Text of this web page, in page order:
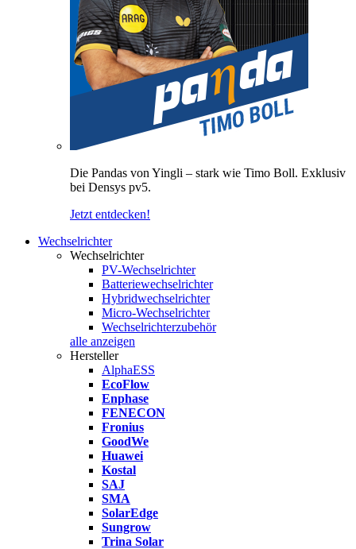
Die Pandas von Yingli – stark wie Timo Boll. Exklusiv
bei Densys pv5.
Jetzt entdecken!
Wechselrichter
Wechselrichter
PV-Wechselrichter
Batteriewechselrichter
Hybridwechselrichter
Micro-Wechselrichter
Wechselrichterzubehör
alle anzeigen
Hersteller
AlphaESS
EcoFlow
Enphase
FENECON
Fronius
GoodWe
Huawei
Kostal
SAJ
SMA
SolarEdge
Sungrow
Trina Solar